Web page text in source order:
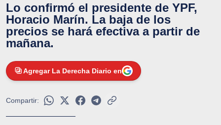
Lo confirmó el presidente de YPF,
Horacio Marín. La baja de los
precios se hará efectiva a partir de
mañana.
Agregar La Derecha Diario en
Compartir: